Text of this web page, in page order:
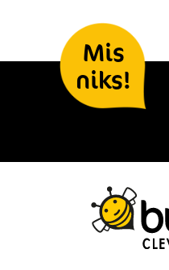
Mis
niks!